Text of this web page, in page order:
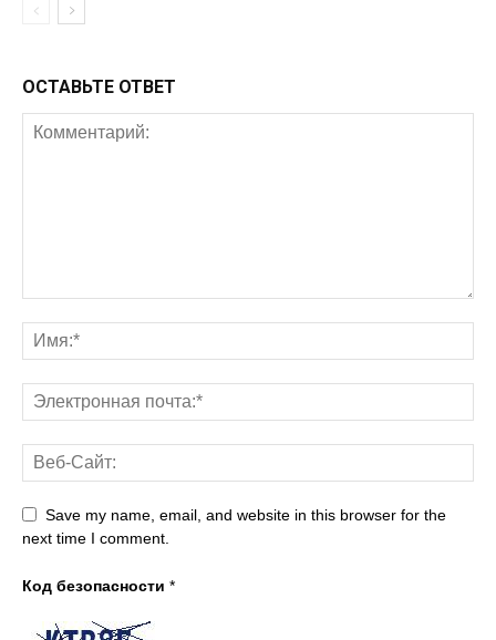
ОСТАВЬТЕ ОТВЕТ
Save my name, email, and website in this browser for the
next time I comment.
Код безопасности *